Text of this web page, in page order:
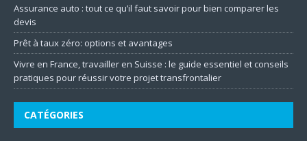
Assurance auto : tout ce qu’il faut savoir pour bien comparer les
devis
Prêt à taux zéro: options et avantages
Vivre en France, travailler en Suisse : le guide essentiel et conseils
pratiques pour réussir votre projet transfrontalier
CATÉGORIES